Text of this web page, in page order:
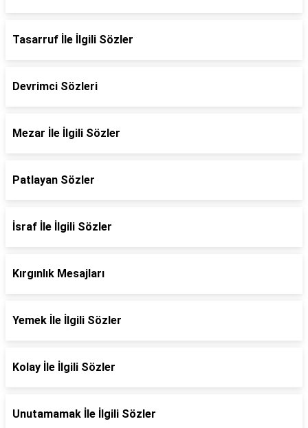
Tasarruf İle İlgili Sözler
Devrimci Sözleri
Mezar İle İlgili Sözler
Patlayan Sözler
İsraf İle İlgili Sözler
Kırgınlık Mesajları
Yemek İle İlgili Sözler
Kolay İle İlgili Sözler
Unutamamak İle İlgili Sözler